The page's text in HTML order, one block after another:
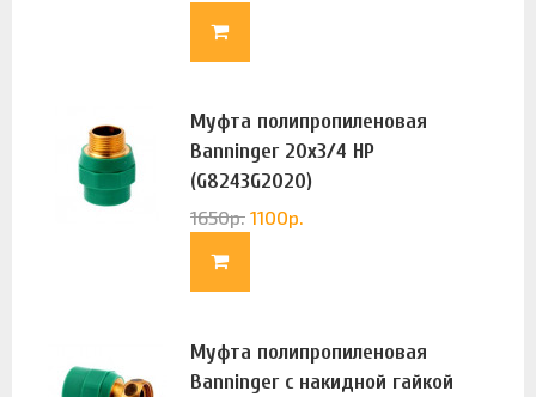
Муфта полипропиленовая
Banninger 20х3/4 НР
(G8243G2020)
1650р. 1100р.
Муфта полипропиленовая
Banninger с накидной гайкой